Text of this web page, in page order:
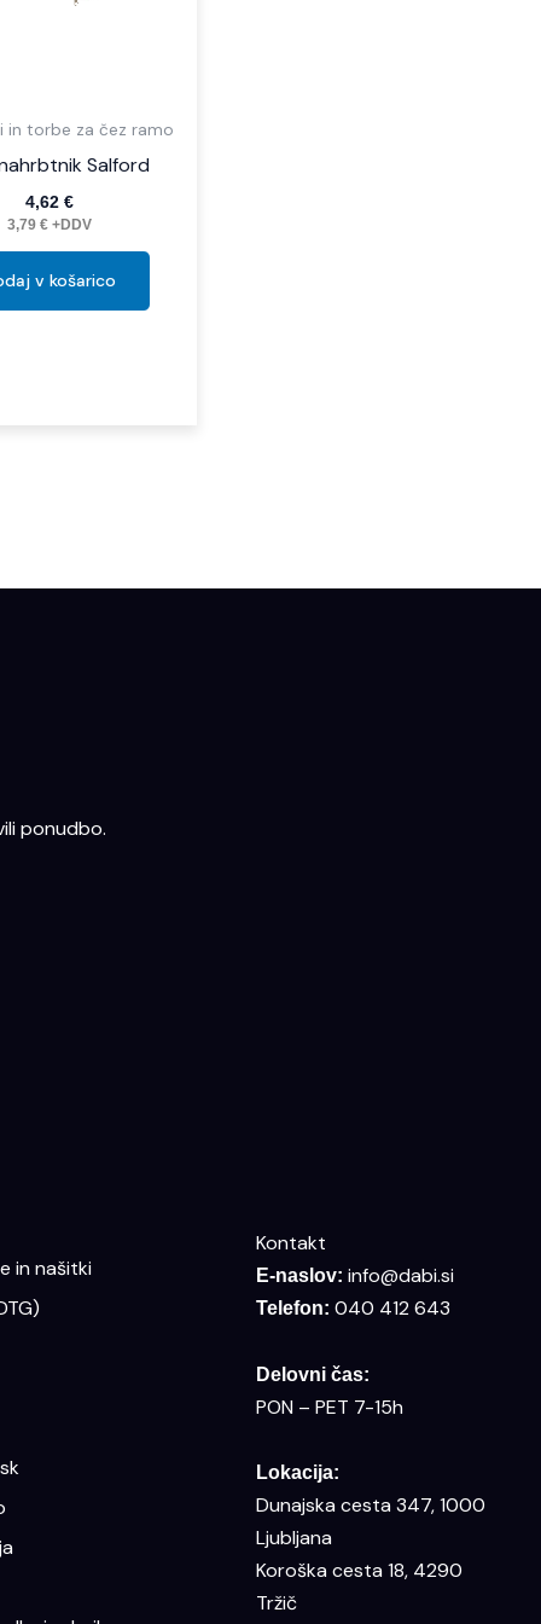
in torbe za čez ramo
Salford
4,62 €
3,79 €+DDV
v košarico
ponudbo.
in našitki
Kontakt
E-naslov: info@dabi.si
Telefon: 040 412 643
Delovni čas:
PON – PET 7-15h
Lokacija:
Dunajska cesta 347, 1000
Ljubljana
Koroška cesta 18, 4290
Tržič